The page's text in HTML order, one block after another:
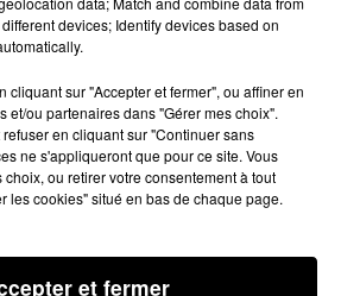
de Toulouse
11 sec
DU 26/05/2024 À
devices; Identify devices based on
cliquant sur "Accepter et fermer", ou affiner en
et/ou partenaires dans "Gérer mes choix".
en cliquant sur "Continuer sans
ne s'appliqueront que pour ce site. Vous
ou retirer votre consentement à tout
les cookies" situé en bas de chaque page.
et fermer